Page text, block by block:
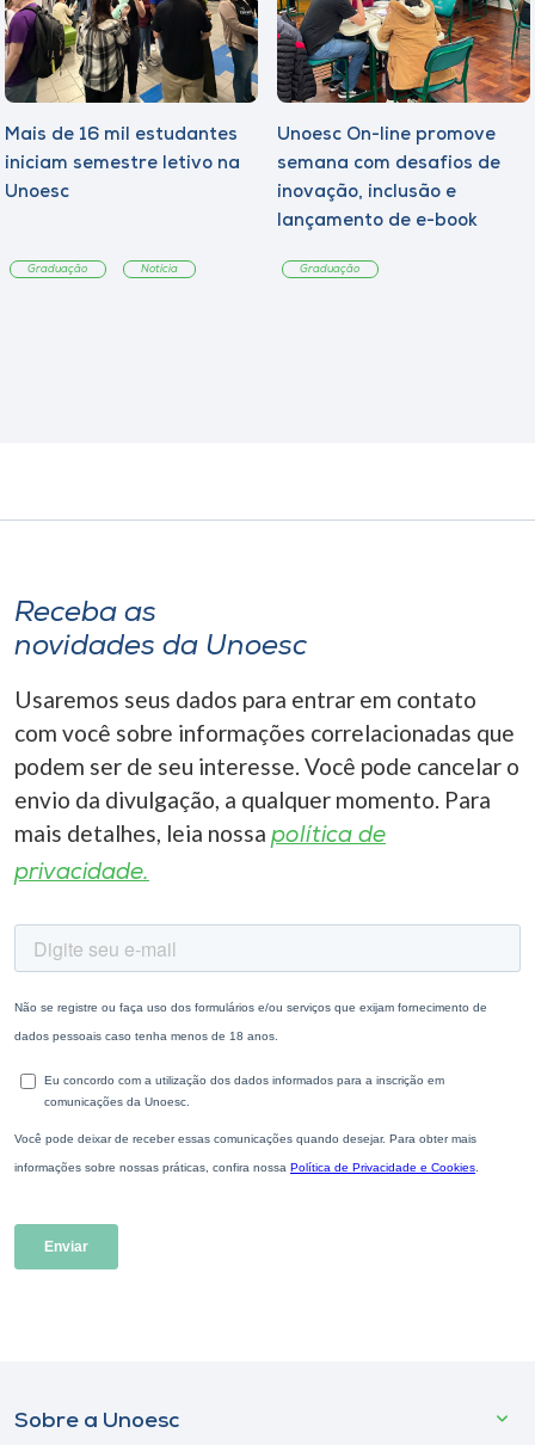
Mais de 16 mil estudantes
iniciam semestre letivo na
Unoesc
Graduação Notícia
Unoesc On-line promove
semana com desafios de
inovação, inclusão e
lançamento de e-book
Graduação
Receba as
novidades da Unoesc
Usaremos seus dados para entrar em contato
com você sobre informações correlacionadas que
podem ser de seu interesse. Você pode cancelar o
envio da divulgação, a qualquer momento. Para
mais detalhes, leia nossa política de
privacidade.
Sobre a Unoesc